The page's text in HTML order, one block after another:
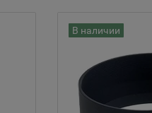
В наличии